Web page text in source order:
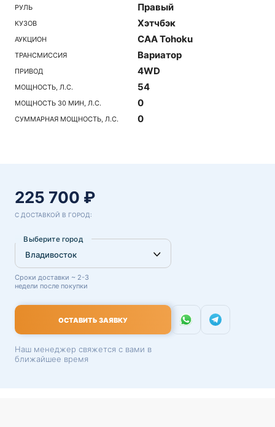
РУЛЬ Правый
КУЗОВ Хэтчбэк
АУКЦИОН CAA Tohoku
ТРАНСМИССИЯ Вариатор
ПРИВОД 4WD
МОЩНОСТЬ, Л.С. 54
МОЩНОСТЬ 30 МИН, Л.С. 0
СУММАРНАЯ МОЩНОСТЬ, Л.С. 0
225 700 ₽
С ДОСТАВКОЙ В ГОРОД:
Выберите город
Сроки доставки ~ 2-3
недели после покупки
ОСТАВИТЬ ЗАЯВКУ
Наш менеджер свяжется с вами в
ближайшее время